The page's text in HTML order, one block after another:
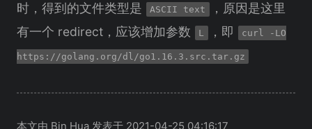
时，得到的文件类型是
ASCII text
，原因是这里
有一个 redirect，应该增加参数
L ，即 curl -LO
https://golang.org/dl/go1.16.3.src.tar.gz
本文由 Bin Hua 发表于 2021-04-25 04:16:17